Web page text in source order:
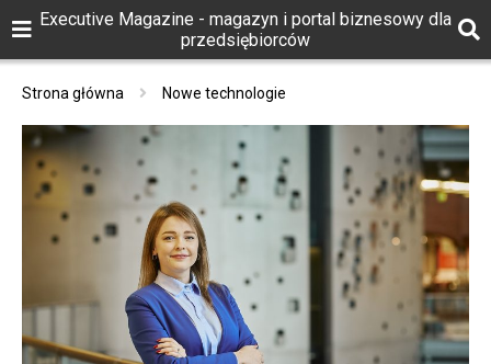
Executive Magazine - magazyn i portal biznesowy dla
przedsiębiorców
Strona główna Nowe technologie